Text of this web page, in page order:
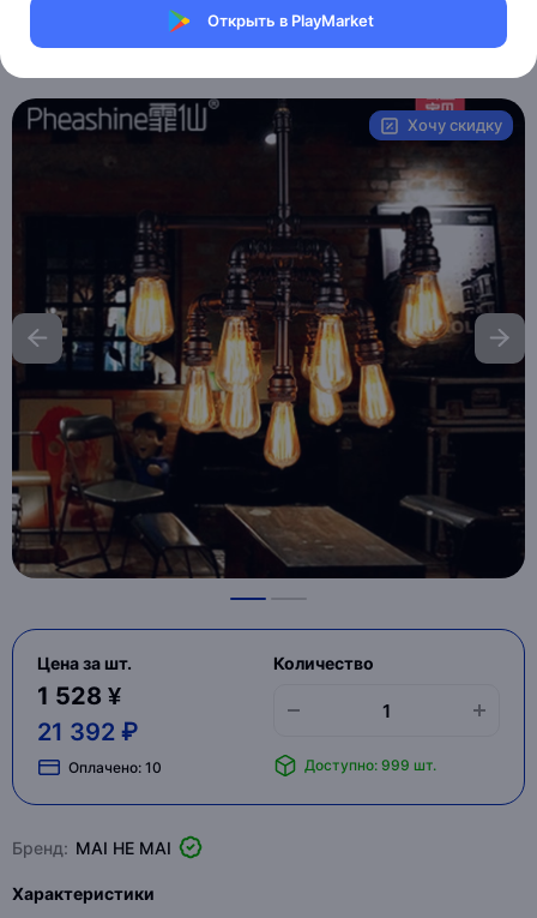
Открыть в PlayMarket
Магазин Ephdarren
Хочу скидку
Цена за шт.
1 528 ¥
21 392 ₽
Оплачено: 10
Количество
Доступно: 999 шт.
Бренд: MAI HE MAI
Характеристики